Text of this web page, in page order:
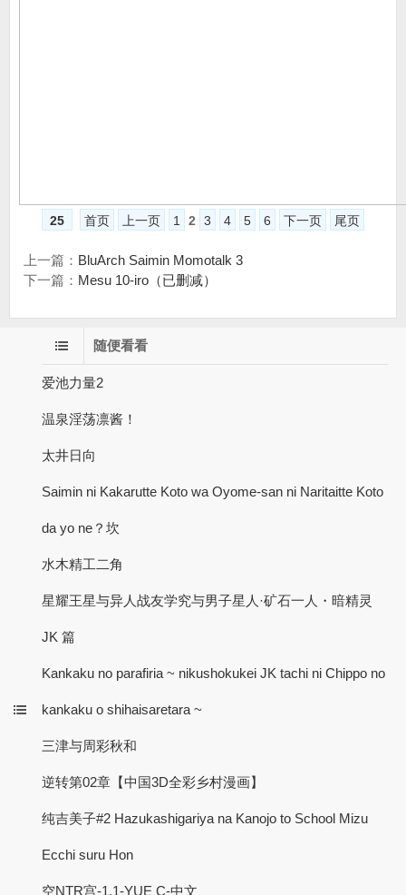
25 首页 上一页 1 2 3 4 5 6 下一页 尾页
上一篇： BluArch Saimin Momotalk 3
下一篇： Mesu 10-iro（已删减）
随便看看
爱池力量2
温泉淫荡凛酱！
太井日向
Saimin ni Kakarutte Koto wa Oyome-san ni Naritaitte Koto
da yo ne？坎
水木精工二角
星耀王星与异人战友学究与男子星人·矿石一人・暗精灵
JK 篇
Kankaku no parafiria ~ nikushokukei JK tachi ni Chippo no
kankaku o shihaisaretara ~
三津与周彩秋和
逆转第02章【中国3D全彩乡村漫画】
纯吉美子#2 Hazukashigariya na Kanojo to School Mizu
Ecchi suru Hon
空NTR宫-1.1-YUE C-中文